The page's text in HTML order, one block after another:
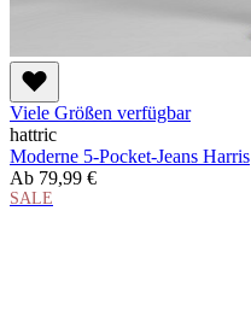
Viele Größen verfügbar
hattric
Moderne 5-Pocket-Jeans Harris
Ab 79,99 €
SALE